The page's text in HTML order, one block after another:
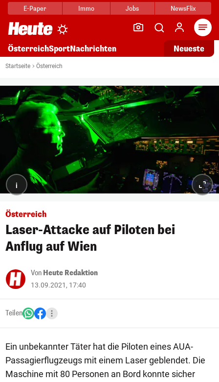
E-Paper Immo Jobs NewsFlix
ÖsterreichSportNachrichten Neueste
Startseite Österreich
i
Österreich
Laser-Attacke auf Piloten bei
Anflug auf Wien
Von Heute Redaktion
13.09.2021, 17:40
Teilen
Ein unbekannter Täter hat die Piloten eines AUA-
Passagierflugzeugs mit einem Laser geblendet. Die
Maschine mit 80 Personen an Bord konnte sicher